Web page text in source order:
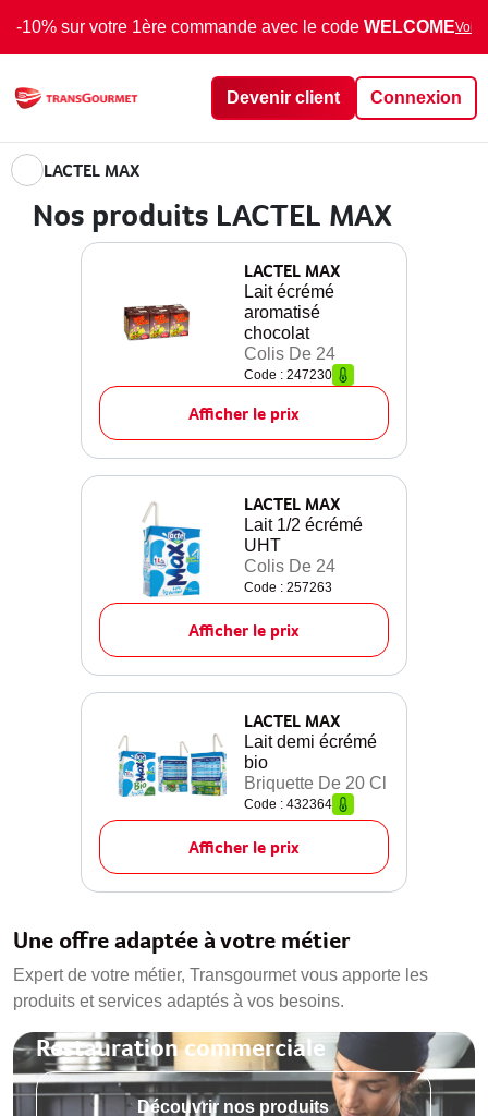
-10% sur votre 1ère commande avec le code WELCOMEVoir
Devenir client Connexion
LACTEL MAX
Nos produits LACTEL MAX
LACTEL MAX
Lait écrémé
aromatisé
chocolat
Colis De 24
Code : 247230
Afficher le prix
LACTEL MAX
Lait 1/2 écrémé
UHT
Colis De 24
Code : 257263
Afficher le prix
LACTEL MAX
Lait demi écrémé
bio
Briquette De 20 Cl
Code : 432364
Afficher le prix
Une offre adaptée à votre métier
Expert de votre métier, Transgourmet vous apporte les
produits et services adaptés à vos besoins.
Restauration commerciale
Découvrir nos produits